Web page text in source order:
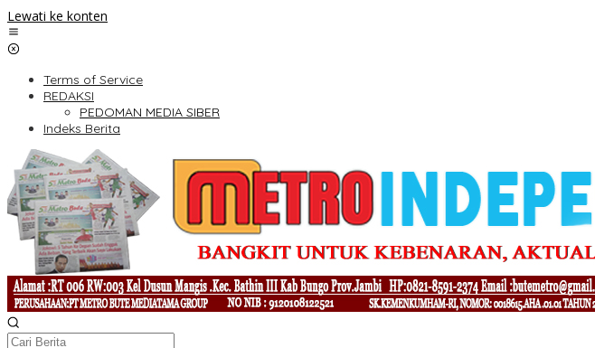
Lewati ke konten
Terms of Service
REDAKSI
PEDOMAN MEDIA SIBER
Indeks Berita